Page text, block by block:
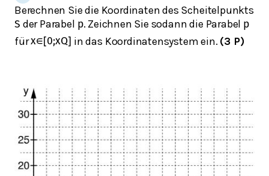
Berechnen Sie die Koordinaten des Scheitelpunkts
S der Parabel p. Zeichnen Sie sodann die Parabel p
fürx∈[0;xQ] in das Koordinatensystem ein. (3 P)